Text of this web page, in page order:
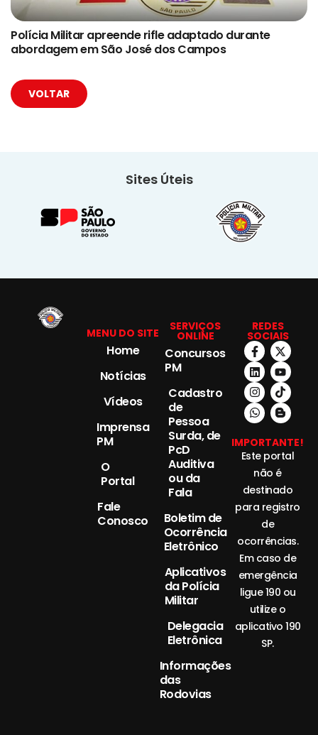
Polícia Militar apreende rifle adaptado durante
abordagem em São José dos Campos
VOLTAR
Sites Úteis
MENU DO SITE
Home
Notícias
Vídeos
Imprensa
PM
O
Portal
Fale
Conosco
SERVIÇOS
ONLINE
Concursos
PM
Cadastro
de
Pessoa
Surda, de
PcD
Auditiva
ou da
Fala
Boletim de
Ocorrência
Eletrônico
Aplicativos
da Polícia
Militar
Delegacia
Eletrônica
Informações
das
Rodovias
REDES
SOCIAIS
IMPORTANTE!
Este portal
não é
destinado
para registro
de
ocorrências.
Em caso de
emergência
ligue 190 ou
utilize o
aplicativo 190
SP.